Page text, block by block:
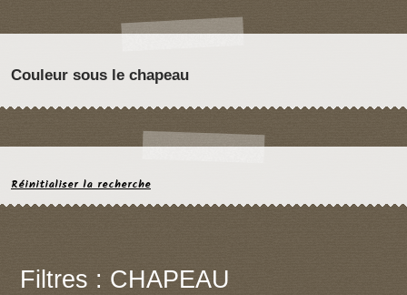
Couleur sous le chapeau
Réinitialiser la recherche
Filtres : CHAPEAU